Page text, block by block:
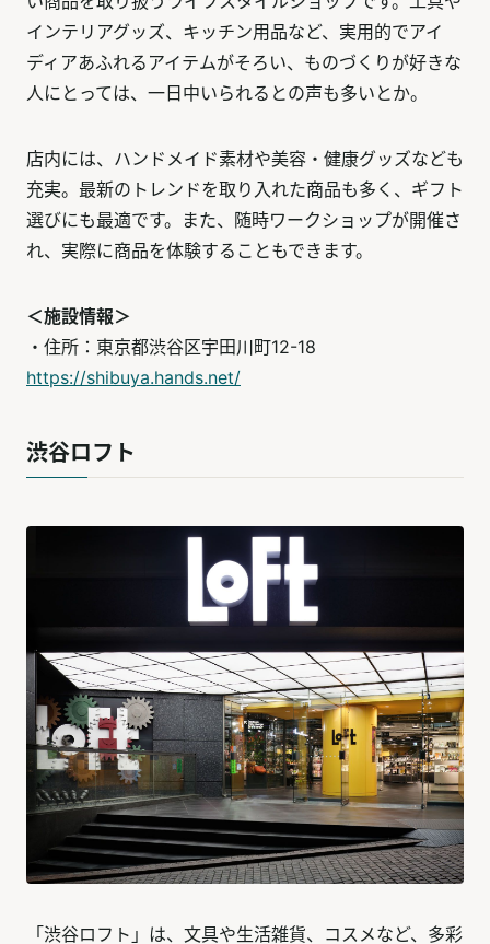
インテリアグッズ、キッチン用品など、実用的でアイ
ディアあふれるアイテムがそろい、ものづくりが好きな
人にとっては、一日中いられるとの声も多いとか。
店内には、ハンドメイド素材や美容・健康グッズなども
充実。最新のトレンドを取り入れた商品も多く、ギフト
選びにも最適です。また、随時ワークショップが開催さ
れ、実際に商品を体験することもできます。
＜施設情報＞
・住所：東京都渋谷区宇田川町12-18
https://shibuya.hands.net/
渋谷ロフト
「渋谷ロフト」は、文具や生活雑貨、コスメなど、多彩